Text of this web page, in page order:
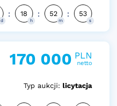
d
: 18
h
: 52
m
: 52
s
170 000 PLN
netto
Typ aukcji: licytacja